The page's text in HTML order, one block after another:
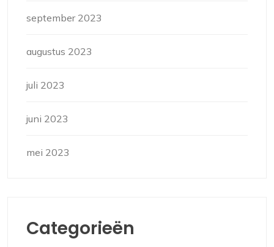
september 2023
augustus 2023
juli 2023
juni 2023
mei 2023
Categorieën